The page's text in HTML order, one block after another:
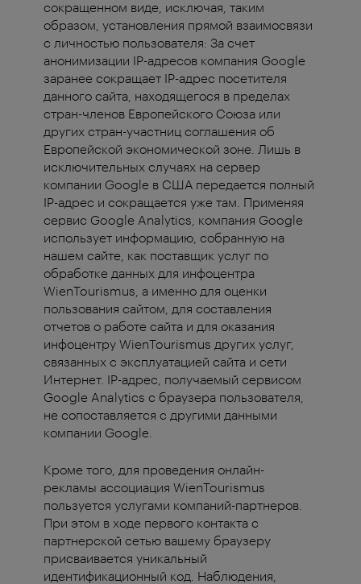
сокращенном виде, исключая, таким
образом, установления прямой взаимосвязи
с личностью пользователя: За счет
анонимизации IP-адресов компания Google
заранее сокращает IP-адрес посетителя
данного сайта, находящегося в пределах
стран-членов Европейского Союза или
других стран-участниц соглашения об
Европейской экономической зоне. Лишь в
исключительных случаях на сервер
компании Google в США передается полный
IP-адрес и сокращается уже там. Применяя
сервис Google Analytics, компания Google
использует информацию, собранную на
нашем сайте, как поставщик услуг по
обработке данных для инфоцентра
WienTourismus, а именно для оценки
пользования сайтом, для составления
отчетов о работе сайта и для оказания
инфоцентру WienTourismus других услуг,
связанных с эксплуатацией сайта и сети
Интернет. IP-адрес, получаемый сервисом
Google Analytics с браузера пользователя,
не сопоставляется с другими данными
компании Google.
Кроме того, для проведения онлайн-
рекламы ассоциация WienTourismus
пользуется услугами компаний-партнеров.
При этом в ходе первого контакта с
партнерской сетью вашему браузеру
присваивается уникальный
идентификационный код. Наблюдения,